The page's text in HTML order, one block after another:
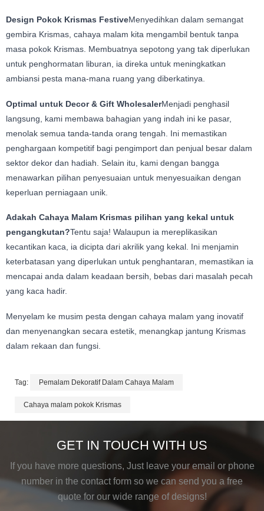
Design Pokok Krismas FestiveMenyedihkan dalam semangat
gembira Krismas, cahaya malam kita mengambil bentuk tanpa
masa pokok Krismas. Membuatnya sepotong yang tak diperlukan
untuk penghormatan liburan, ia direka untuk meningkatkan
ambiansi pesta mana-mana ruang yang diberkatinya.
Optimal untuk Decor & Gift WholesalerMenjadi penghasil
langsung, kami membawa bahagian yang indah ini ke pasar,
menolak semua tanda-tanda orang tengah. Ini memastikan
penghargaan kompetitif bagi pengimport dan penjual besar dalam
sektor dekor dan hadiah. Selain itu, kami dengan bangga
menawarkan pilihan penyesuaian untuk menyesuaikan dengan
keperluan perniagaan unik.
Adakah Cahaya Malam Krismas pilihan yang kekal untuk
pengangkutan?Tentu saja! Walaupun ia mereplikasikan
kecantikan kaca, ia dicipta dari akrilik yang kekal. Ini menjamin
keterbatasan yang diperlukan untuk penghantaran, memastikan ia
mencapai anda dalam keadaan bersih, bebas dari masalah pecah
yang kaca hadir.
Menyelam ke musim pesta dengan cahaya malam yang inovatif
dan menyenangkan secara estetik, menangkap jantung Krismas
dalam rekaan dan fungsi.
Tag: Pemalam Dekoratif Dalam Cahaya Malam
Cahaya malam pokok Krismas
GET IN TOUCH WITH US
If you have more questions, Just leave your email or phone
number in the contact form so we can send you a free
quote for our wide range of designs!